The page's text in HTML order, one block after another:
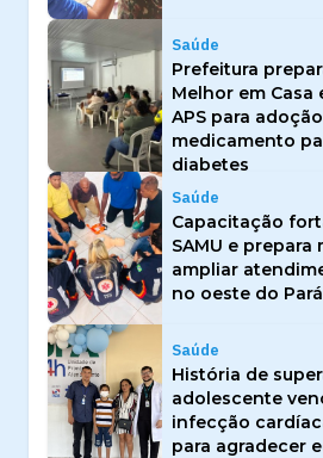
Saúde
Prefeitura
Melhor em Casa
APS para
medicamento
diabetes
Saúde
Capacitação
SAMU e
ampliar
no oeste do Pará
Saúde
História de
adolescente
infecção
para agradecer